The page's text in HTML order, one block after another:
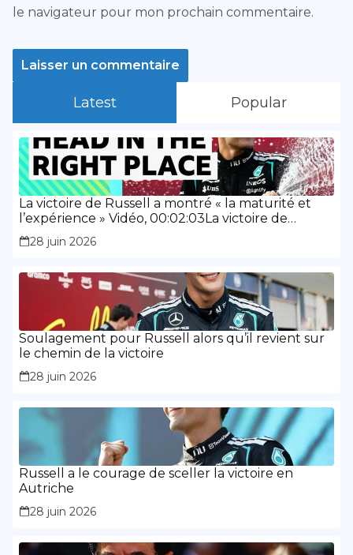
le navigateur pour mon prochain commentaire.
Latest Popular
La victoire de Russell a montré « la maturité et
l’expérience » Vidéo, 00:02:03La victoire de
Russell a montré « la maturité et l’expérience »
28 juin 2026
Soulagement pour Russell alors qu’il revient sur
le chemin de la victoire
28 juin 2026
Russell a le courage de sceller la victoire en
Autriche
28 juin 2026